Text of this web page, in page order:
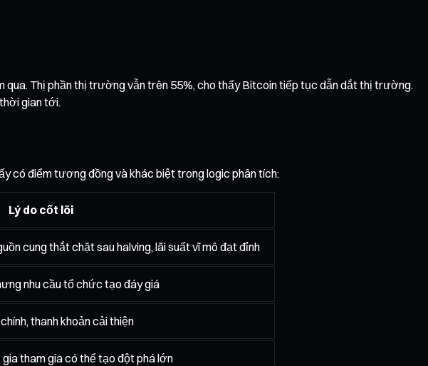
qua. Thị phần thị trường vẫn trên 55%, cho thấy Bitcoin tiếp tục dẫn dắt thị trường.
gian tới.
có điểm tương đồng và khác biệt trong logic phân tích:
Lý do cốt lõi
cung thắt chặt sau halving, lãi suất vĩ mô đạt đỉnh
nhu cầu tổ chức tạo đáy giá
thanh khoản cải thiện
tham gia có thể tạo đột phá lớn